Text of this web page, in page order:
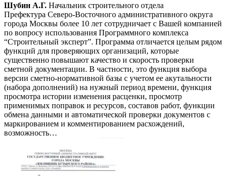
Шубин А.Г. Начальник строительного отдела
Префектура Северо-Восточного административного округа
города Москвы более 10 лет сотрудничает с Вашей компанией
по вопросу использования Программного комплекса
“Строительный эксперт”. Программа отличается целым рядом
функций для проверяющих организаций, которые
существенно повышают качество и скорость проверки
сметной документации. В частности, это функция выбора
версии сметно-нормативной базы с учетом ее акутальности
(набора дополнений) на нужный период времени, функция
просмотра истории изменения расценки, просмотр
применимых поправок и ресурсов, составов работ, функции
обмена данными и автоматической проверки документов с
маркированием и комментированием расхождений,
возможность…